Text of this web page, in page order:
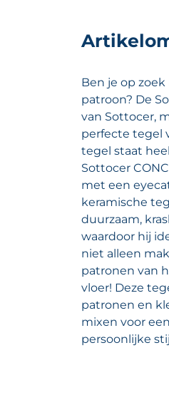
Ben je op
patroon? De
van Sottocer,
perfecte tegel
tegel staat
Sottocer
met een
keramische
duurzaam,
waardoor hij
niet alleen
patronen van
vloer! Deze
patronen en
mixen voor
persoonlijke